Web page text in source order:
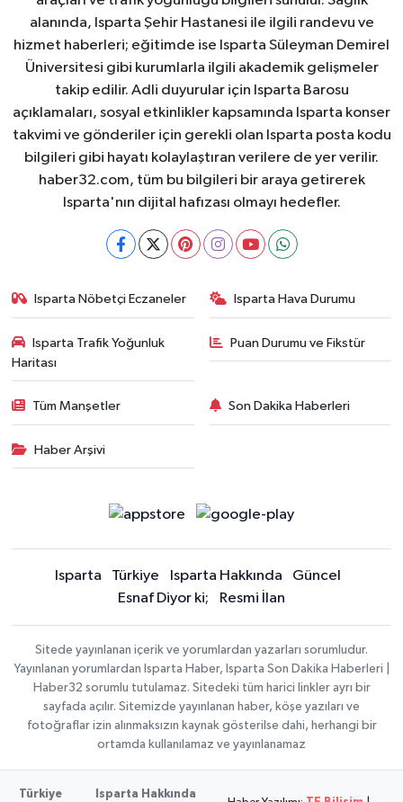
alanında, Isparta Şehir Hastanesi ile ilgili randevu ve
hizmet haberleri; eğitimde ise Isparta Süleyman Demirel
Üniversitesi gibi kurumlarla ilgili akademik gelişmeler
takip edilir. Adli duyurular için Isparta Barosu
açıklamaları, sosyal etkinlikler kapsamında Isparta konser
takvimi ve gönderiler için gerekli olan Isparta posta kodu
bilgileri gibi hayatı kolaylaştıran verilere de yer verilir.
haber32.com, tüm bu bilgileri bir araya getirerek
Isparta'nın dijital hafızası olmayı hedefler.
Isparta Nöbetçi Eczaneler Isparta Hava Durumu
Isparta Trafik Yoğunluk
Haritası
Puan Durumu ve Fikstür
Tüm Manşetler Son Dakika Haberleri
Haber Arşivi
Isparta Türkiye Isparta Hakkında
Güncel
Esnaf Diyor ki;
Resmi İlan
Sitede yayınlanan içerik ve yorumlardan yazarları sorumludur.
Yayınlanan yorumlardan Isparta Haber, Isparta Son Dakika Haberleri |
Haber32 sorumlu tutulamaz. Sitedeki tüm harici linkler ayrı bir
sayfada açılır. Sitemizde yayınlanan haber, köşe yazıları ve
fotoğraflar izin alınmaksızın kaynak gösterilse dahi, herhangi bir
ortamda kullanılamaz ve yayınlanamaz
Türkiye Isparta Hakkında